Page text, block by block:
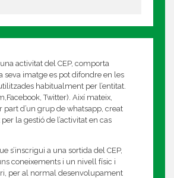
activitat del CEP, comporta
seva imatge es pot difondre en les
habitualment per l’entitat.
Twitter). Així mateix,
part d’un grup de whatsapp, creat
la gestió de l’activitat en cas
s’inscrigui a una sortida del CEP,
coneixements i un nivell físic i
per al normal desenvolupament